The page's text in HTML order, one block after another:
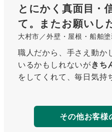
とにかく真面目・
て。またお願いし
大村市／外壁・屋根・船舶塗
職人だから、手さえ動か
いるかもしれないがきち
をしてくれて、毎日気持
その他お客様